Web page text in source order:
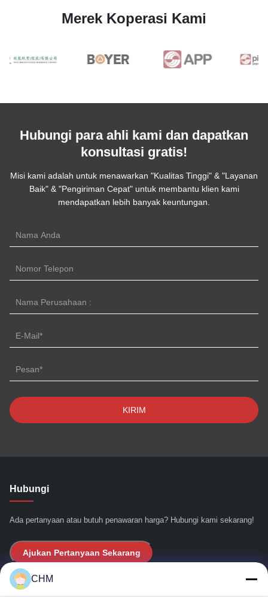
Merek Koperasi Kami
Hubungi para ahli kami dan dapatkan
konsultasi gratis!
Misi kami adalah untuk menawarkan "Kualitas Tinggi" & "Layanan
Baik" & "Pengiriman Cepat" untuk membantu klien kami
mendapatkan lebih banyak keuntungan.
Hubungi
Ada pertanyaan atau butuh penawaran harga? Hubungi kami sekarang!
Ajukan Pertanyaan Sekarang
Tautan Cepat
CHM